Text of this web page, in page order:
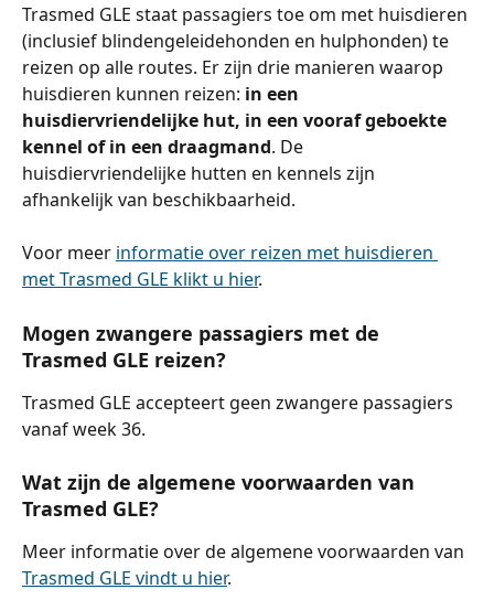
Trasmed GLE staat passagiers toe om met huisdieren
(inclusief blindengeleidehonden en hulphonden) te
reizen op alle routes. Er zijn drie manieren waarop
huisdieren kunnen reizen: in een
huisdiervriendelijke hut, in een vooraf geboekte
kennel of in een draagmand. De
huisdiervriendelijke hutten en kennels zijn
afhankelijk van beschikbaarheid.
Voor meer informatie over reizen met huisdieren
met Trasmed GLE klikt u hier.
Mogen zwangere passagiers met de
Trasmed GLE reizen?
Trasmed GLE accepteert geen zwangere passagiers
vanaf week 36.
Wat zijn de algemene voorwaarden van
Trasmed GLE?
Meer informatie over de algemene voorwaarden van
Trasmed GLE vindt u hier.